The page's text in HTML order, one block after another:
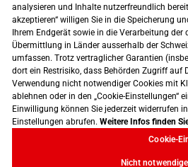
analysieren und Inhalte nutzerfreundlich
akzeptieren“ willigen Sie in die Speicherung
Ihrem Endgerät sowie in die Verarbeitung der
Übermittlung in Länder ausserhalb der
umfassen. Trotz vertraglicher Garantien
dort ein Restrisiko, dass Behörden Zugriff auf
Verwendung nicht notwendiger Cookies mit
ablehnen oder in den „Cookie-Einstellungen“
Einwilligung können Sie jederzeit widerrufen
Einstellungen abrufen. Weitere Infos finden
Cookie-
Nicht